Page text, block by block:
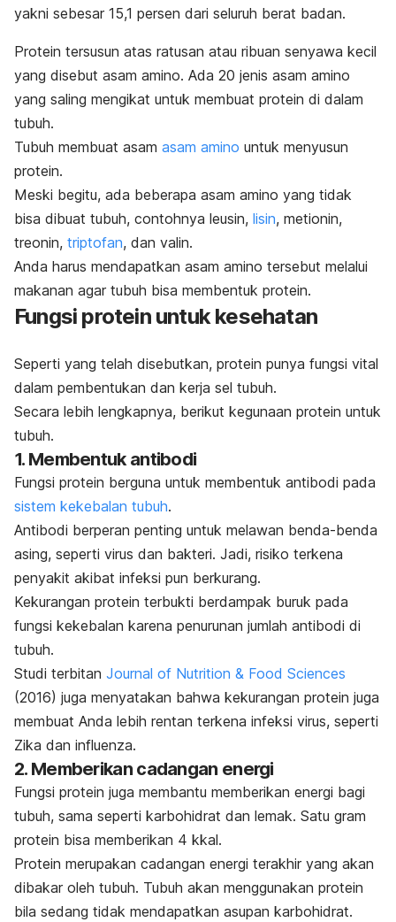
yakni sebesar 15,1 persen dari seluruh berat badan.
Protein tersusun atas ratusan atau ribuan senyawa kecil
yang disebut asam amino. Ada 20 jenis asam amino
yang saling mengikat untuk membuat protein di dalam
tubuh.
Tubuh membuat asam asam amino untuk menyusun
protein.
Meski begitu, ada beberapa asam amino yang tidak
bisa dibuat tubuh, contohnya leusin, lisin, metionin,
treonin, triptofan, dan valin.
Anda harus mendapatkan asam amino tersebut melalui
makanan agar tubuh bisa membentuk protein.
Fungsi protein untuk kesehatan
Seperti yang telah disebutkan, protein punya fungsi vital
dalam pembentukan dan kerja sel tubuh.
Secara lebih lengkapnya, berikut kegunaan protein untuk
tubuh.
1. Membentuk antibodi
Fungsi protein berguna untuk membentuk antibodi pada
sistem kekebalan tubuh.
Antibodi berperan penting untuk melawan benda-benda
asing, seperti virus dan bakteri. Jadi, risiko terkena
penyakit akibat infeksi pun berkurang.
Kekurangan protein terbukti berdampak buruk pada
fungsi kekebalan karena penurunan jumlah antibodi di
tubuh.
Studi terbitan Journal of Nutrition & Food Sciences
(2016) juga menyatakan bahwa kekurangan protein juga
membuat Anda lebih rentan terkena infeksi virus, seperti
Zika dan influenza.
2. Memberikan cadangan energi
Fungsi protein juga membantu memberikan energi bagi
tubuh, sama seperti karbohidrat dan lemak. Satu gram
protein bisa memberikan 4 kkal.
Protein merupakan cadangan energi terakhir yang akan
dibakar oleh tubuh. Tubuh akan menggunakan protein
bila sedang tidak mendapatkan asupan karbohidrat.